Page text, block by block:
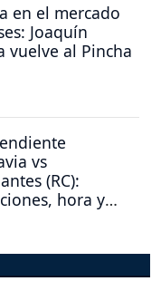
en el mercado
Joaquín
vuelve al Pincha
vs
(RC):
hora y
ver por tv